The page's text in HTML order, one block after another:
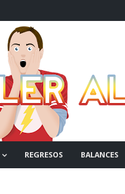
REGRESOS BALANCES